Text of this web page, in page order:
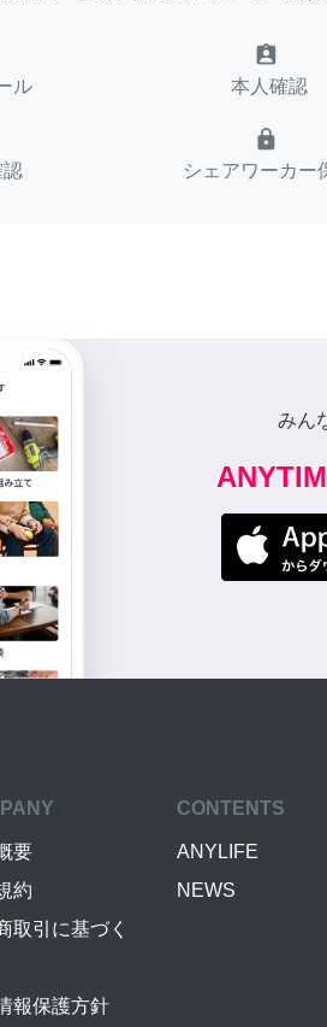
ル
assignment_ind
本人確認
lock
シェアワーカー
みん
要
約
取引に基づく
報保護方針
CONTENTS
ANYLIFE
NEWS